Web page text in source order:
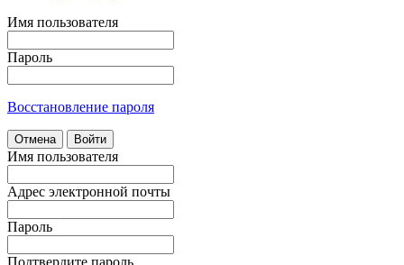
Имя пользователя
Пароль
Восстановление пароля
Отмена Войти
Имя пользователя
Адрес электронной почты
Пароль
Подтвердите пароль